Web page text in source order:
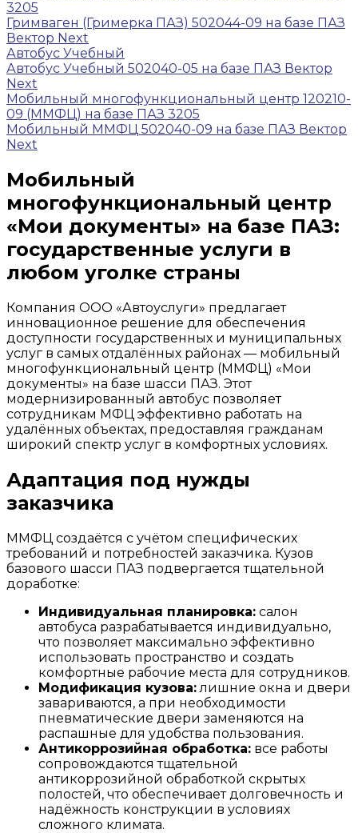
3205
Гримваген (Гримерка ПАЗ) 502044-09 на базе ПАЗ
Вектор Next
Автобус Учебный
Автобус Учебный 502040-05 на базе ПАЗ Вектор
Next
Мобильный многофункциональный центр 120210-
09 (ММФЦ) на базе ПАЗ 3205
Мобильный ММФЦ 502040-09 на базе ПАЗ Вектор
Next
Мобильный
многофункциональный центр
«Мои документы» на базе ПАЗ:
государственные услуги в
любом уголке страны
Компания ООО «Автоуслуги» предлагает
инновационное решение для обеспечения
доступности государственных и муниципальных
услуг в самых отдалённых районах — мобильный
многофункциональный центр (ММФЦ) «Мои
документы» на базе шасси ПАЗ. Этот
модернизированный автобус позволяет
сотрудникам МФЦ эффективно работать на
удалённых объектах, предоставляя гражданам
широкий спектр услуг в комфортных условиях.
Адаптация под нужды
заказчика
ММФЦ создаётся с учётом специфических
требований и потребностей заказчика. Кузов
базового шасси ПАЗ подвергается тщательной
доработке:
Индивидуальная планировка: салон
автобуса разрабатывается индивидуально,
что позволяет максимально эффективно
использовать пространство и создать
комфортные рабочие места для сотрудников.
Модификация кузова: лишние окна и двери
завариваются, а при необходимости
пневматические двери заменяются на
распашные для удобства пользования.
Антикоррозийная обработка: все работы
сопровождаются тщательной
антикоррозийной обработкой скрытых
полостей, что обеспечивает долговечность и
надёжность конструкции в условиях
сложного климата.